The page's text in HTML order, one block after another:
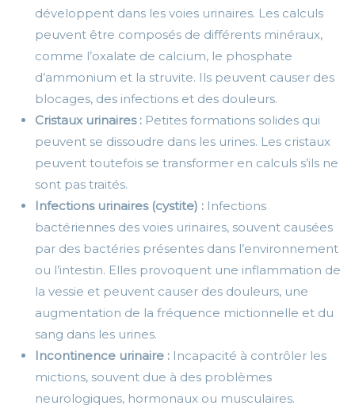
développent dans les voies urinaires. Les calculs
peuvent être composés de différents minéraux,
comme l’oxalate de calcium, le phosphate
d’ammonium et la struvite. Ils peuvent causer des
blocages, des infections et des douleurs.
Cristaux urinaires : Petites formations solides qui
peuvent se dissoudre dans les urines. Les cristaux
peuvent toutefois se transformer en calculs s’ils ne
sont pas traités.
Infections urinaires (cystite) : Infections
bactériennes des voies urinaires, souvent causées
par des bactéries présentes dans l’environnement
ou l’intestin. Elles provoquent une inflammation de
la vessie et peuvent causer des douleurs, une
augmentation de la fréquence mictionnelle et du
sang dans les urines.
Incontinence urinaire : Incapacité à contrôler les
mictions, souvent due à des problèmes
neurologiques, hormonaux ou musculaires.